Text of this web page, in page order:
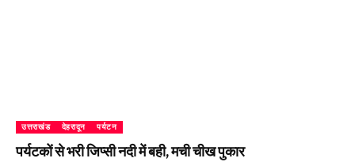
उत्तराखंड देहरादून पर्यटन
पर्यटकों से भरी जिप्सी नदी में बही, मची चीख पुकार